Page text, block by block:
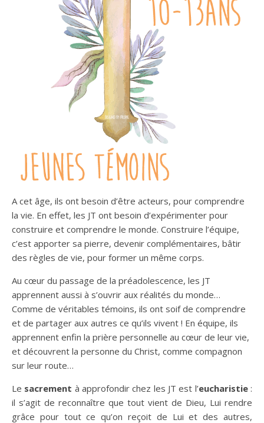
A cet âge, ils ont besoin d’être acteurs, pour comprendre
la vie. En effet, les JT ont besoin d’expérimenter pour
construire et comprendre le monde. Construire l’équipe,
c’est apporter sa pierre, devenir complémentaires, bâtir
des règles de vie, pour former un même corps.
Au cœur du passage de la préadolescence, les JT
apprennent aussi à s’ouvrir aux réalités du monde…
Comme de véritables témoins, ils ont soif de comprendre
et de partager aux autres ce qu’ils vivent ! En équipe, ils
apprennent enfin la prière personnelle au cœur de leur vie,
et découvrent la personne du Christ, comme compagnon
sur leur route…
Le sacrement à approfondir chez les JT est l’eucharistie:
il s’agit de reconnaître que tout vient de Dieu, Lui rendre
grâce pour tout ce qu’on reçoit de Lui et des autres,